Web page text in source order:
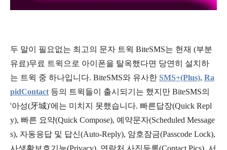
두 말이 필요없는 최고의 문자 트윅 BiteSMS는 현재 (부분
유료)무료 트윅으로 아이폰을 탈옥했다면 당연히 설치하
는 트윅 중 하나입니다. BiteSMS와 유사한 SMS+(Plus), Ra
pidContact 등의 트윅들이 출시되기는 했지만 BiteSMS의
'아성(牙城)'에는 미치지 못했습니다. 빠른답장(Quick Repl
y), 빠른 요약(Quick Compose), 예약문자(Scheduled Message
s), 자동응답 및 답신(Auto-Reply), 암호잠금(Passcode Lock),
사생활보호기능(Privacy), 연락처 사진등록(Contact Pics), 서